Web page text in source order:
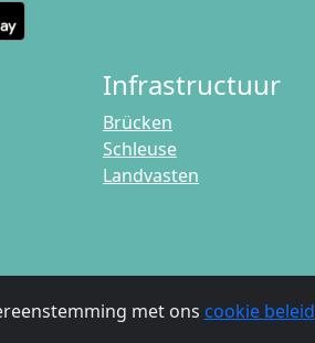
Infrastructuur
Brücken
Schleuse
Landvasten
met ons cookie beleid